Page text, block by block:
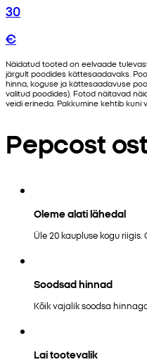
30
€
Näidatud tooted on eelvaade
järgult poodides kättesaadavaks.
hinna, koguse ja kättesaadavuse
valitud poodides). Fotod näitavad
veidi erineda. Pakkumine kehtib kuni
Pepcost
Oleme alati lähedal
Üle 20 kaupluse kogu
Soodsad hinnad
Kõik vajalik soodsa
Lai tootevalik